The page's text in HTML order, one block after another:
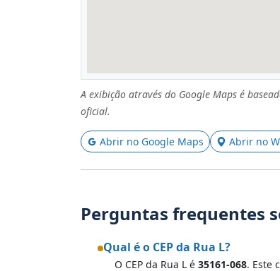
A exibição através do Google Maps é
oficial.
Abrir no Google Maps Abrir no
Perguntas frequentes
Qual é o CEP da Rua L?
O CEP da Rua L é 35161-068. Este